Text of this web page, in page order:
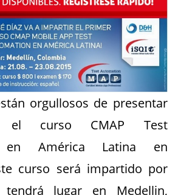
orgullosos de presentar
el curso CMAP Test
en América Latina en
curso será impartido por
lugar en Medellin,